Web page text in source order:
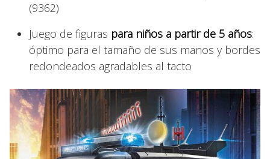
(9362)
Juego de figuras para niños a partir de 5 años:
óptimo para el tamaño de sus manos y bordes
redondeados agradables al tacto